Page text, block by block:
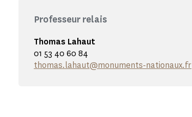
Professeur relais
Thomas Lahaut
01 53 40 60 84
thomas.lahaut@monuments-nationaux.fr